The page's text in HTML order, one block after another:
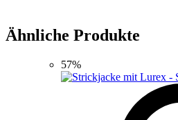
Ähnliche Produkte
57%